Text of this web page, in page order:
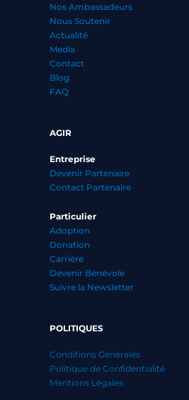
Nos Ambassadeurs
Nous Soutenir
Actualité
Media
Contact
Blog
FAQ
AGIR
Entreprise
Devenir Partenaire
Contact Partenaire
Particulier
Adoption
Donation
Carrière
Devenir Bénévole
Suivre la Newsletter
POLITIQUES
Conditions Générales
Politique de Confidentialité
Mentions Légales